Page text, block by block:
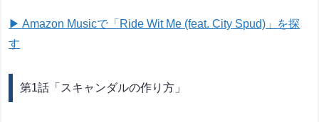
▶ Amazon Musicで「Ride Wit Me (feat. City Spud)」を探
す
第1話「スキャンダルの作り方」